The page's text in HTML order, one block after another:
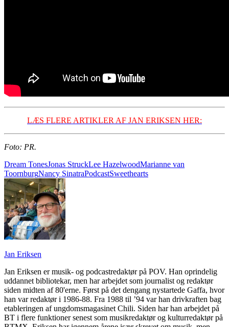
LÆS FLERE ARTIKLER AF JAN ERIKSEN HER:
Foto: PR.
Dream TonesJonas StruckLee HazelwoodMarianne van
ToornburgNancy SinatraPodcastSweethearts
Jan Eriksen
Jan Eriksen er musik- og podcastredaktør på POV. Han oprindelig
uddannet bibliotekar, men har arbejdet som journalist og redaktør
siden midten af 80'erne. Først på det dengang nystartede Gaffa, hvor
han var redaktør i 1986-88. Fra 1988 til ’94 var han drivkraften bag
etableringen af ungdomsmagasinet Chili. Siden har han arbejdet på
BT i flere funktioner senest som musikredaktør og kulturredaktør på